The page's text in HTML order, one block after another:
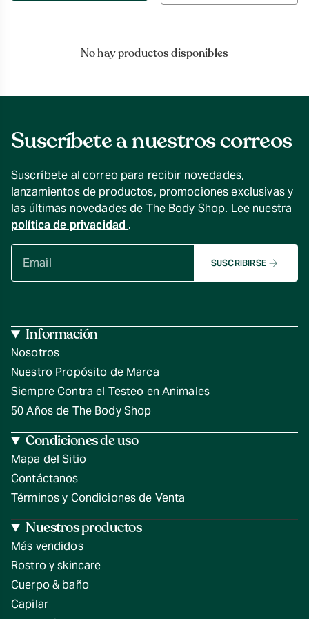
por
No hay productos disponibles
Suscríbete a nuestros correos
Suscríbete al correo para recibir novedades,
lanzamientos de productos, promociones exclusivas y
las últimas novedades de The Body Shop. Lee nuestra
política de privacidad .
SUSCRIBIRSE
Información
Nosotros
Nuestro Propósito de Marca
Siempre Contra el Testeo en Animales
50 Años de The Body Shop
Condiciones de uso
Mapa del Sitio
Contáctanos
Términos y Condiciones de Venta
Nuestros productos
Más vendidos
Rostro y skincare
Cuerpo & baño
Capilar